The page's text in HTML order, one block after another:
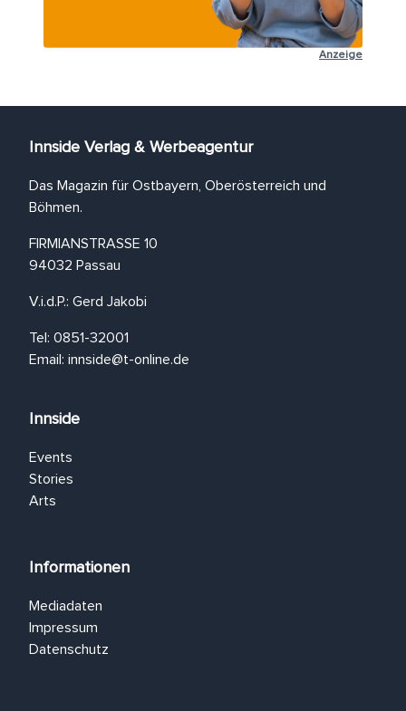
Anzeige
Innside Verlag & Werbeagentur
Das Magazin für Ostbayern, Oberösterreich und
Böhmen.
FIRMIANSTRASSE 10
94032 Passau
V.i.d.P.: Gerd Jakobi
Tel: 0851-32001
Email: innside@t-online.de
Innside
Events
Stories
Arts
Informationen
Mediadaten
Impressum
Datenschutz